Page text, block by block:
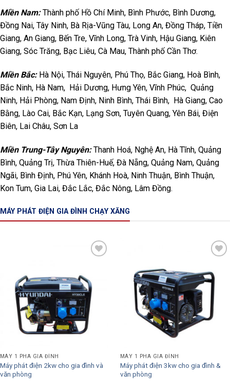
Miền Nam:Thành phố Hồ Chí Minh, Bình Phước, Bình Dương,
Đồng Nai, Tây Ninh, Bà Rịa-Vũng Tàu, Long An, Đồng Tháp, Tiền
Giang, An Giang, Bến Tre, Vĩnh Long, Trà Vinh, Hậu Giang, Kiên
Giang, Sóc Trăng, Bạc Liêu, Cà Mau, Thành phố Cần Thơ.
Miền Bắc: Hà Nội, Thái Nguyên, Phú Thọ, Bắc Giang, Hoà Bình,
Bắc Ninh, Hà Nam, Hải Dương, Hưng Yên, Vĩnh Phúc, Quảng
Ninh, Hải Phòng, Nam Định, Ninh Bình, Thái Bình, Hà Giang, Cao
Bằng, Lào Cai, Bắc Kạn, Lạng Sơn, Tuyên Quang, Yên Bái, Điện
Biên, Lai Châu, Sơn La
Miền Trung-Tây Nguyên:Thanh Hoá, Nghệ An, Hà Tĩnh, Quảng
Bình, Quảng Trị, Thừa Thiên-Huế, Đà Nẵng, Quảng Nam, Quảng
Ngãi, Bình Định, Phú Yên, Khánh Hoà, Ninh Thuận, Bình Thuận,
Kon Tum, Gia Lai, Đắc Lắc, Đắc Nông, Lâm Đồng.
MÁY PHÁT ĐIỆN GIA ĐÌNH CHẠY XĂNG
MÁY 1 PHA GIA ĐÌNH
Máy phát điện 2kw cho gia đình và
văn phòng
Wishlist
MÁY 1 PHA GIA ĐÌNH
Máy phát điện 3kw cho gia đình &
văn phòng